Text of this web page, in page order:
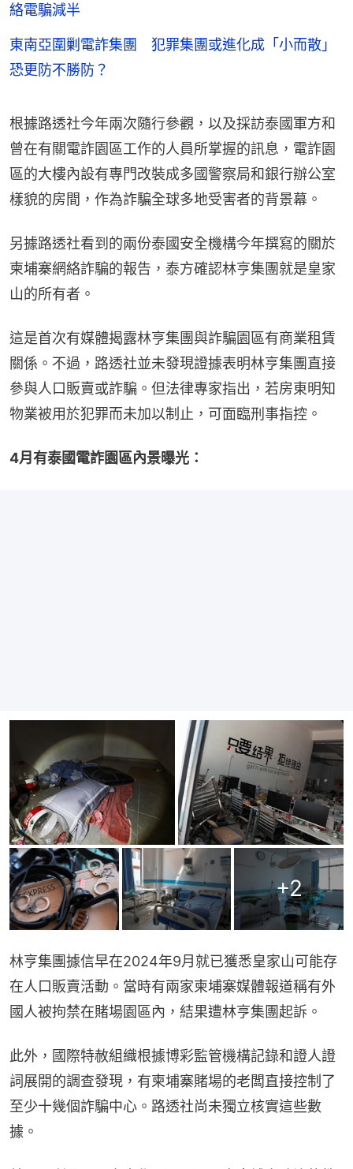
絡電騙減半
東南亞圍剿電詐集團 犯罪集團或進化成「小而散」
恐更防不勝防？
根據路透社今年兩次隨行參觀，以及採訪泰國軍方和
曾在有關電詐園區工作的人員所掌握的訊息，電詐園
區的大樓內設有專門改裝成多國警察局和銀行辦公室
樣貌的房間，作為詐騙全球多地受害者的背景幕。
另據路透社看到的兩份泰國安全機構今年撰寫的關於
柬埔寨網絡詐騙的報告，泰方確認林亨集團就是皇家
山的所有者。
這是首次有媒體揭露林亨集團與詐騙園區有商業租賃
關係。不過，路透社並未發現證據表明林亨集團直接
參與人口販賣或詐騙。但法律專家指出，若房東明知
物業被用於犯罪而未加以制止，可面臨刑事指控。
4月有泰國電詐園區內景曝光：
+2
林亨集團據信早在2024年9月就已獲悉皇家山可能存
在人口販賣活動。當時有兩家柬埔寨媒體報道稱有外
國人被拘禁在賭場園區內，結果遭林亨集團起訴。
此外，國際特赦組織根據博彩監管機構記錄和證人證
詞展開的調查發現，有柬埔寨賭場的老闆直接控制了
至少十幾個詐騙中心。路透社尚未獨立核實這些數
據。